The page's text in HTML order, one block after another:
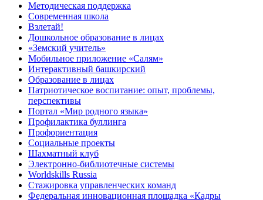
Методическая поддержка
Современная школа
Взлетай!
Дошкольное образование в лицах
«Земский учитель»
Мобильное приложение «Салям»
Интерактивный башкирский
Образование в лицах
Патриотическое воспитание: опыт, проблемы,
перспективы
Портал «Мир родного языка»
Профилактика буллинга
Профориентация
Социальные проекты
Шахматный клуб
Электронно-библиотечные системы
Worldskills Russia
Стажировка управленческих команд
Федеральная инновационная площадка «Кадры